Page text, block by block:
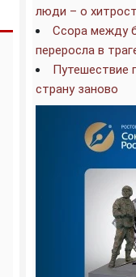
люди – о
Ссора между
переросла в
Путешествие
страну заново